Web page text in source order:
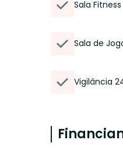
Sala Fitness
Sala de
Vigilância